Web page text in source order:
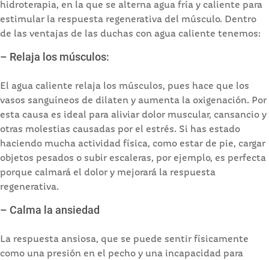
hidroterapia, en la que se alterna agua fría y caliente para
estimular la respuesta regenerativa del músculo. Dentro
de las ventajas de las duchas con agua caliente tenemos:
– Relaja los músculos:
El agua caliente relaja los músculos, pues hace que los
vasos sanguíneos de dilaten y aumenta la oxigenación. Por
esta causa es ideal para aliviar dolor muscular, cansancio y
otras molestias causadas por el estrés. Si has estado
haciendo mucha actividad física, como estar de pie, cargar
objetos pesados o subir escaleras, por ejemplo, es perfecta
porque calmará el dolor y mejorará la respuesta
regenerativa.
– Calma la ansiedad
La respuesta ansiosa, que se puede sentir físicamente
como una presión en el pecho y una incapacidad para